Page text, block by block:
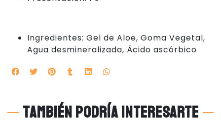
Ingredientes: Gel de Aloe, Goma Vegetal,
Agua desmineralizada, Ácido ascórbico
También podría interesarte